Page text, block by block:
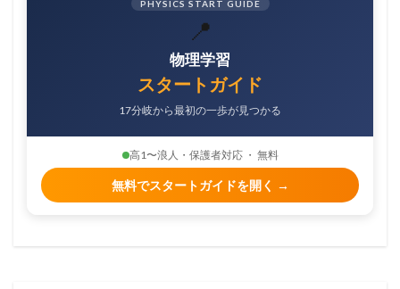
PHYSICS START GUIDE
📍
物理学習
スタートガイド
17分岐から最初の一歩が見つかる
高1〜浪人・保護者対応 ・ 無料
無料でスタートガイドを開く →